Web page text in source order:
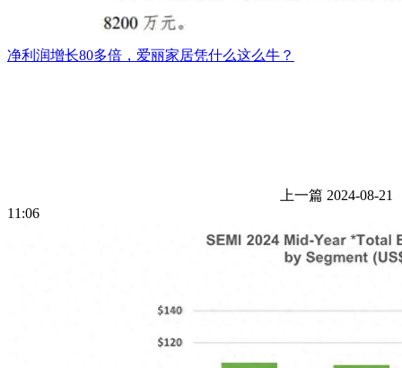
净利润增长80多倍，爱丽家居凭什么这么牛？
上一篇 2024-08-21
11:06